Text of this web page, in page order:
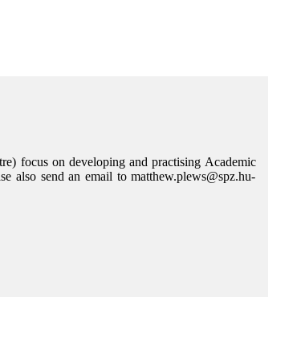
focus on developing and practising Academic
also send an email to matthew.plews@spz.hu-